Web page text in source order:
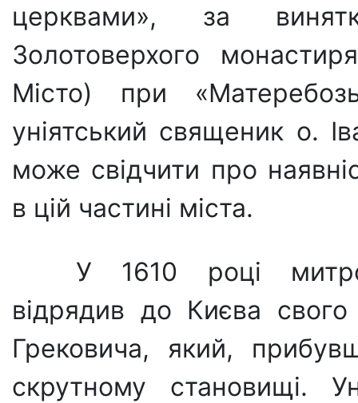
церквами», за
Золотовер­хого
Місто) при
уніятський священик о.
може свідчити про
в цій частині міста.
У 1610 році
відрядив до Києва
Грековича, який,
скрутному становищі.